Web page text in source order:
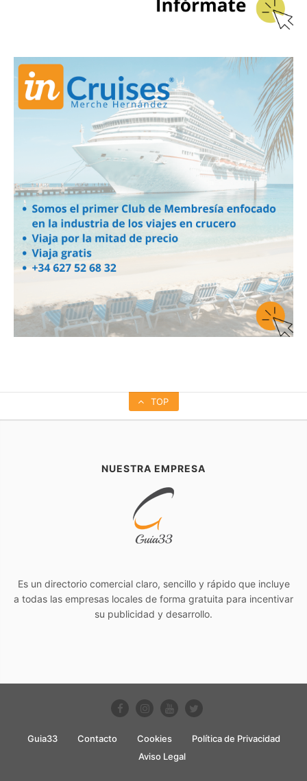
TOP
NUESTRA EMPRESA
Es un directorio comercial claro, sencillo y rápido que incluye
a todas las empresas locales de forma gratuita para incentivar
su publicidad y desarrollo.
Guia33 Contacto Cookies
Política de Privacidad
Aviso Legal